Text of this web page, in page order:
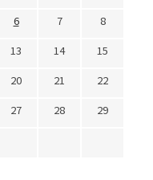
6 7
8
13 14
15
20 21
22
27 28
29